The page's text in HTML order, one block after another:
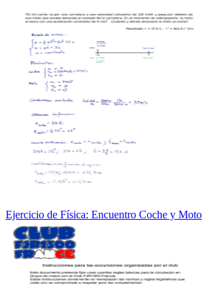
Ejercicio de Física: Encuentro Coche y Moto